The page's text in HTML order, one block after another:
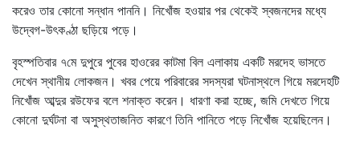
করেও তার কোনো সন্ধান পাননি। নিখোঁজ হওয়ার পর থেকেই স্বজনদের মধ্যে
উদ্বেগ-উৎকণ্ঠা ছড়িয়ে পড়ে।
বৃহস্পতিবার ৭মে দুপুরে পুবের হাওরের কাটমা বিল এলাকায় একটি মরদেহ ভাসতে
দেখেন স্থানীয় লোকজন। খবর পেয়ে পরিবারের সদস্যরা ঘটনাস্থলে গিয়ে মরদেহটি
নিখোঁজ আব্দুর রউফের বলে শনাক্ত করেন। ধারণা করা হচ্ছে, জমি দেখতে গিয়ে
কোনো দুর্ঘটনা বা অসুস্থতাজনিত কারণে তিনি পানিতে পড়ে নিখোঁজ হয়েছিলেন।